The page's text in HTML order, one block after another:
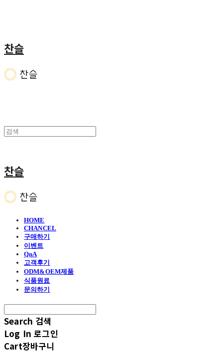
찬슬
찬슬
HOME
CHANCEL
구매하기
이벤트
QnA
고객후기
ODM&OEM제품
식품원료
문의하기
Search 검색
Log In 로그인
Cart장바구니